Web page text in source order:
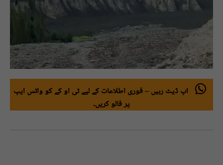
اپ ڈیٹ رہیں – فوری اطلاعات کے لیے ٹی او کے کو واٹس ایپ
پر فالو کریں۔